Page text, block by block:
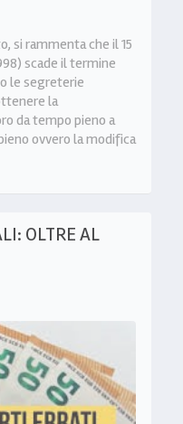
si rammenta che il 15
scade il termine
le segreterie
la
da tempo pieno a
ovvero la modifica
OLTRE AL